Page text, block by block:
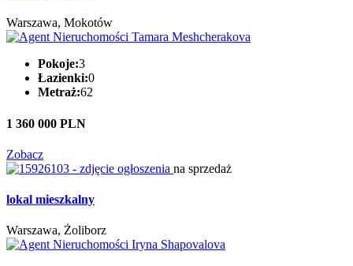
Warszawa, Mokotów
Pokoje:3
Łazienki:0
Metraż:62
1 360 000 PLN
Zobacz
na sprzedaż
lokal mieszkalny
Warszawa, Żoliborz